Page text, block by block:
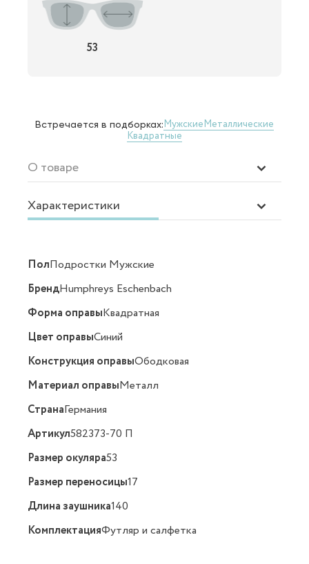
53
Встречается в подборках:МужскиеМеталлические
Квадратные
О товаре
Характеристики
ПолПодростки Мужские
БрендHumphreys Eschenbach
Форма оправыКвадратная
Цвет оправыСиний
Конструкция оправыОбодковая
Материал оправыМеталл
СтранаГермания
Артикул582373-70 П
Размер окуляра53
Размер переносицы17
Длина заушника140
КомплектацияФутляр и салфетка